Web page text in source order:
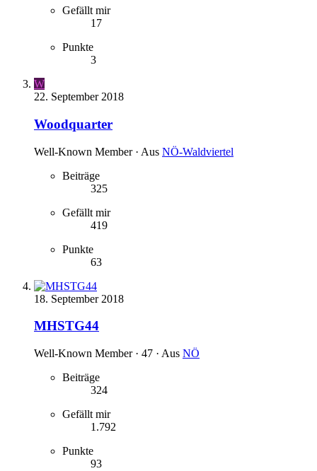
Gefällt mir
17
Punkte
3
W
22. September 2018
Woodquarter
Well-Known Member · Aus NÖ-Waldviertel
Beiträge
325
Gefällt mir
419
Punkte
63
18. September 2018
MHSTG44
Well-Known Member · 47 · Aus NÖ
Beiträge
324
Gefällt mir
1.792
Punkte
93